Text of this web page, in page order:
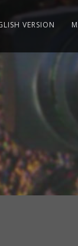
VERSION